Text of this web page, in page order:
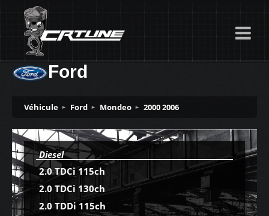
Ford
Véhicule Ford Mondeo 2000 2006
Diesel
2.0 TDCi 115ch
2.0 TDCi 130ch
2.0 TDDi 115ch